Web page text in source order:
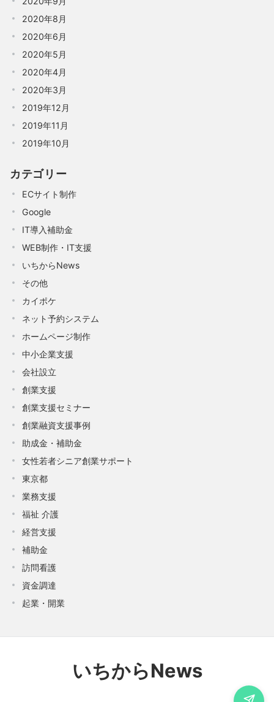
2020年8月
2020年6月
2020年5月
2020年4月
2020年3月
2019年12月
2019年11月
2019年10月
カテゴリー
ECサイト制作
Google
IT導入補助金
WEB制作・IT支援
いちからNews
その他
カイポケ
ネット予約システム
ホームページ制作
中小企業支援
会社設立
創業支援
創業支援セミナー
創業融資支援事例
助成金・補助金
女性若者シニア創業サポート
東京都
業務支援
福祉 介護
経営支援
補助金
訪問看護
資金調達
起業・開業
いちからNews